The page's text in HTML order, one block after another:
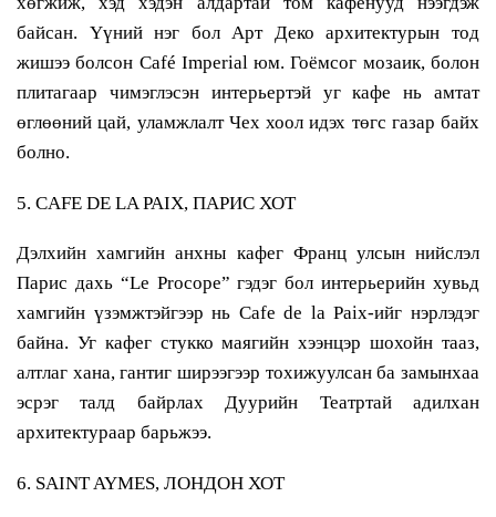
байсан. Үүний нэг бол Арт Деко архитектурын тод
жишээ болсон Café Imperial юм. Гоёмсог мозаик, болон
плитагаар чимэглэсэн интерьертэй уг кафе нь амтат
өглөөний цай, уламжлалт Чех хоол идэх төгс газар байх
болно.
5. CAFE DE LA PAIX, ПАРИС ХОТ
Дэлхийн хамгийн анхны кафег Франц улсын нийслэл
Парис дахь “Le Procope” гэдэг бол интерьерийн хувьд
хамгийн үзэмжтэйгээр нь Cafe de la Paix-ийг нэрлэдэг
байна. Уг кафег стукко маягийн хээнцэр шохойн тааз,
алтлаг хана, гантиг ширээгээр тохижуулсан ба замынхаа
эсрэг талд байрлах Дуурийн Театртай адилхан
архитектураар барьжээ.
6. SAINT AYMES, ЛОНДОН ХОТ